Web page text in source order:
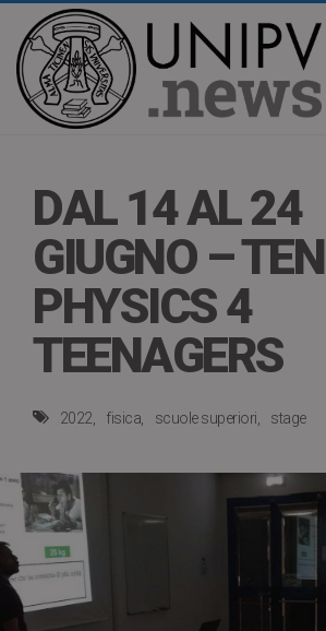
DAL 14 AL 24
GIUGNO –
PHYSICS 4
TEENAGERS
2022 fisica scuole superiori stage